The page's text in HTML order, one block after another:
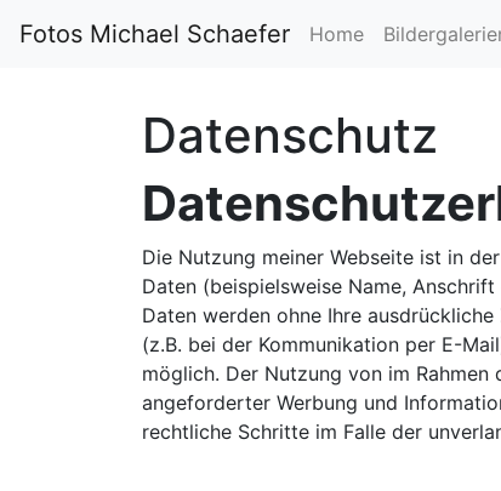
Fotos Michael Schaefer Home
Datenschutz
Die Nutzung meiner Webseite ist in
Daten (beispielsweise Name,
Daten werden ohne Ihre
(z.B. bei der Kommunikation per E-
möglich. Der Nutzung von im
angeforderter Werbung und
rechtliche Schritte im Falle der